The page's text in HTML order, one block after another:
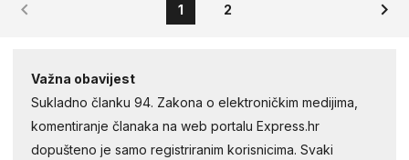
1 2
Važna obavijest
Sukladno članku 94. Zakona o elektroničkim medijima,
komentiranje članaka na web portalu Express.hr
dopušteno je samo registriranim korisnicima. Svaki